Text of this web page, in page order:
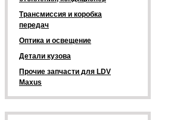
Трансмиссия и коробка
передач
Оптика и освещение
Детали кузова
Прочие запчасти для LDV
Maxus